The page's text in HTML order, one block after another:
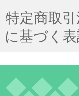
特定商取
に基づく